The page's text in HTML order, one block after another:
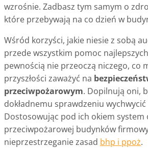
wzrośnie. Zadbasz tym samym o
które przebywają na co dzień w
Wśród korzyści, jakie niesie z sobą
przede wszystkim pomoc
pewnością nie przeoczą niczego, co
przyszłości zaważyć na
przeciwpożarowym. Dopilnują oni,
dokładnemu sprawdzeniu
Dostosowując pod ich okiem system
przeciwpożarowej budynków
nieprzestrzeganie zasad bhp i ppoż.